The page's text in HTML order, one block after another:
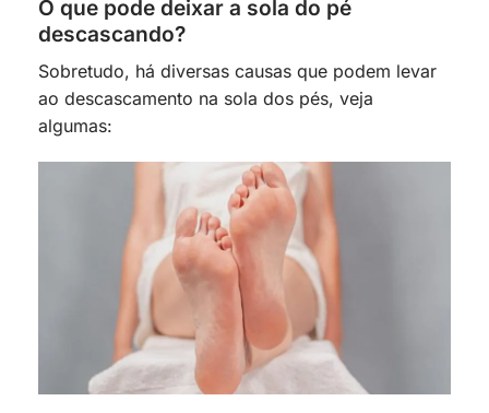
O que pode deixar a sola do pé
descascando?
Sobretudo, há diversas causas que podem levar
ao descascamento na sola dos pés, veja
algumas: